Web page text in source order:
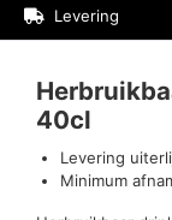
Levering
40cl
Levering
Minimum